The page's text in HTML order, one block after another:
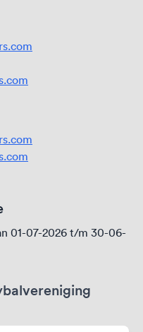
01-07-2026 t/m 30-06-